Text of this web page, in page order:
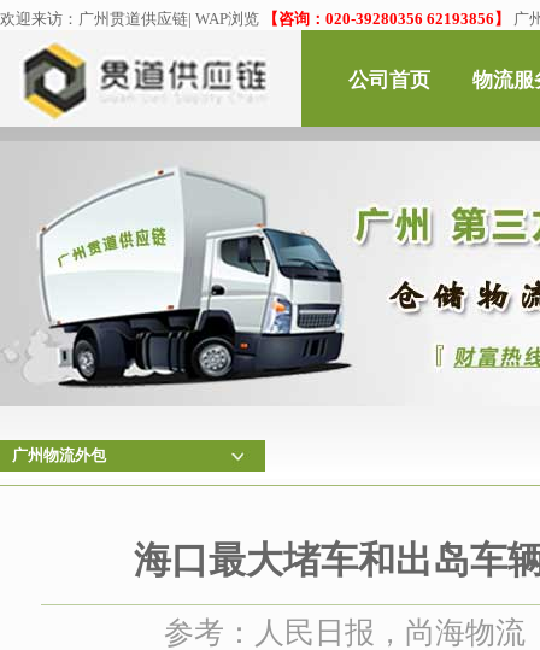
欢迎来访： 广州贯道供应链| WAP浏览 【咨询：020-39280356 62193856】 广
公司首页 物流服
广州物流外包
海口最大堵车和出岛车
参考：人民日报，尚海物流